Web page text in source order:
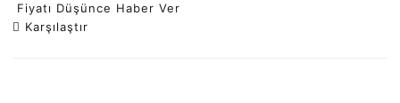
Fiyatı Düşünce Haber Ver
Karşılaştır